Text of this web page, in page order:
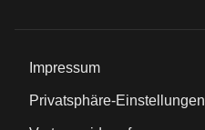
Impressum
Privatsphäre-Einstellungen